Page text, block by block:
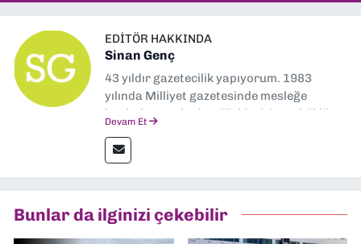
EDITÖR HAKKINDA
Sinan Genç
43 yıldır gazetecilik yapıyorum. 1983
yılında Milliyet gazetesinde mesleğe
başladım. Ardından Türkiye’nin en köklü
muhabir, editör, müdür yardımcısı ve spor
müdürü olarak görev yaptım. Ayrıca Yeni
Gazetesi'nde editörlük yapıyorum
Devam Et
Bunlar da ilginizi çekebilir